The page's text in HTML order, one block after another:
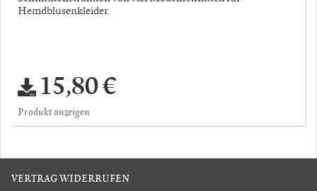
Hemdblusenkleider.
15,80 €
Produkt anzeigen
VERTRAG WIDERRUFEN